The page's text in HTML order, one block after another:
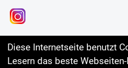
Diese Internetseite benutzt
Lesern das beste